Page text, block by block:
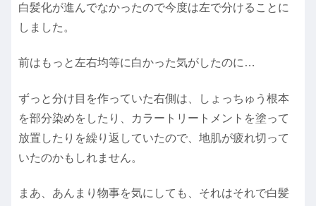
白髪化が進んでなかったので今度は左で分けることに
しました。
前はもっと左右均等に白かった気がしたのに…
ずっと分け目を作っていた右側は、しょっちゅう根本
を部分染めをしたり、カラートリートメントを塗って
放置したりを繰り返していたので、地肌が疲れ切って
いたのかもしれません。
まあ、あんまり物事を気にしても、それはそれで白髪